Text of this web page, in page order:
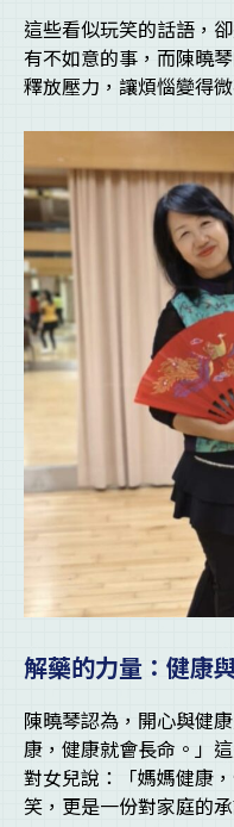
這些看似玩笑的話語，
有不如意的事，而陳曉
釋放壓力，讓煩惱變得
解藥的力量：健康
陳曉琴認為，開心與健
康，健康就會長命。」
對女兒說：「媽媽健康
笑，更是一份對家庭的承